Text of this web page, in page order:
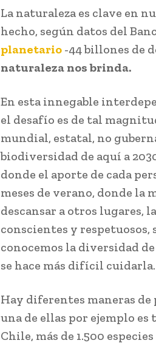
La naturaleza es clave en
hecho, según datos del
planetario -44 billones de
naturaleza nos brinda.
En esta innegable
el desafío es de tal
mundial, estatal, no
biodiversidad de aquí a
donde el aporte de cada
meses de verano, donde la
descansar a otros lugares,
conscientes y respetuosos,
conocemos la diversidad
se hace más difícil cuidarla.
Hay diferentes maneras
una de ellas por ejemplo
Chile, más de 1.500